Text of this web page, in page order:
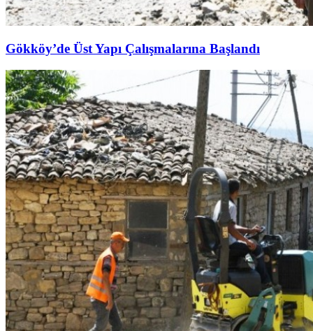
Gökköy’de Üst Yapı Çalışmalarına Başlandı